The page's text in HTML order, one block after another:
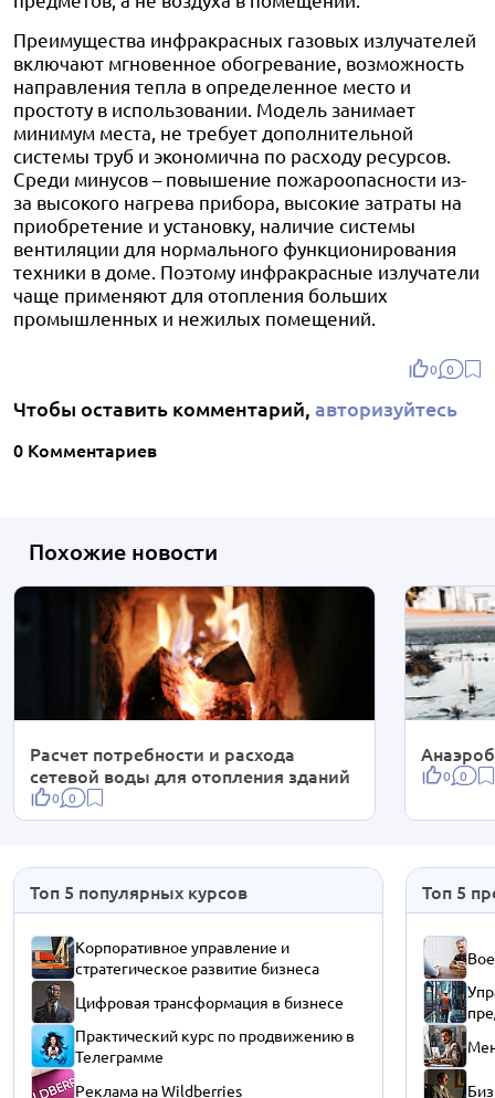
Преимущества инфракрасных газовых излучателей
включают мгновенное обогревание, возможность
направления тепла в определенное место и
простоту в использовании. Модель занимает
минимум места, не требует дополнительной
системы труб и экономична по расходу ресурсов.
Среди минусов – повышение пожароопасности из-
за высокого нагрева прибора, высокие затраты на
приобретение и установку, наличие системы
вентиляции для нормального функционирования
техники в доме. Поэтому инфракрасные излучатели
чаще применяют для отопления больших
промышленных и нежилых помещений.
0 0
Чтобы оставить комментарий, авторизуйтесь
0 Комментариев
Похожие новости
Расчет потребности и расхода
сетевой воды для отопления зданий
0 0
0 0
Топ 5 популярных курсов
Корпоративное управление и
стратегическое развитие бизнеса
Цифровая трансформация в бизнесе
Практический курс по продвижению в
Телеграмме
Реклама на Wildberries
Топ 5